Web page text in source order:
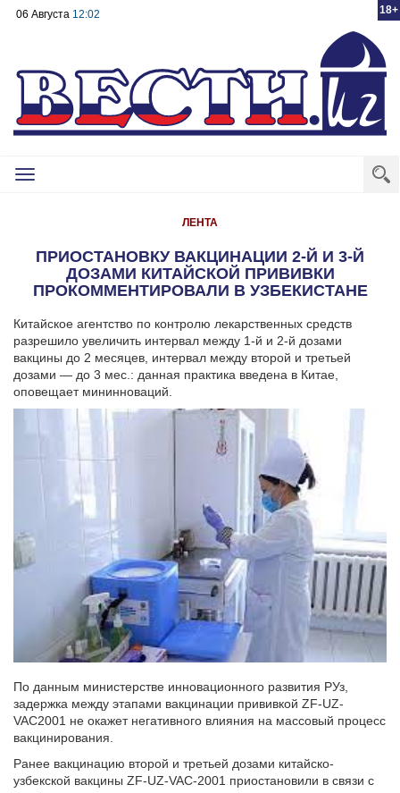
18+
06 Августа 12:02
Toggle
ЛЕНТА
ПРИОСТАНОВКУ ВАКЦИНАЦИИ 2-Й И 3-Й
ДОЗАМИ КИТАЙСКОЙ ПРИВИВКИ
ПРОКОММЕНТИРОВАЛИ В УЗБЕКИСТАНЕ
Китайское агентство по контролю лекарственных средств
разрешило увеличить интервал между 1-й и 2-й дозами
вакцины до 2 месяцев, интервал между второй и третьей
дозами — до 3 мес.: данная практика введена в Китае,
оповещает мининноваций.
По данным министерстве инновационного развития РУз,
задержка между этапами вакцинации прививкой ZF-UZ-
VAC2001 не окажет негативного влияния на массовый процесс
вакцинирования.
Ранее вакцинацию второй и третьей дозами китайско-
узбекской вакцины ZF-UZ-VAC-2001 приостановили в связи с